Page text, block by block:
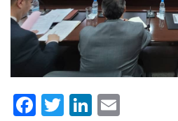
Facebook
TwitterLinkedIn